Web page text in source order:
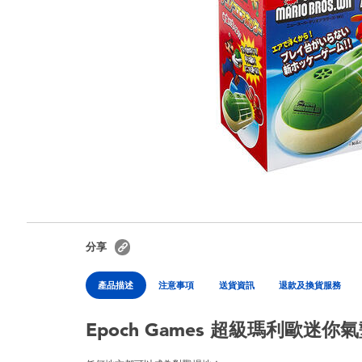
分享
產品描述 注意事項 送貨資訊 退款及換貨服務
Epoch Games 超級瑪利歐迷你